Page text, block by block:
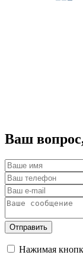
Ваш
Отправить
Нажимая